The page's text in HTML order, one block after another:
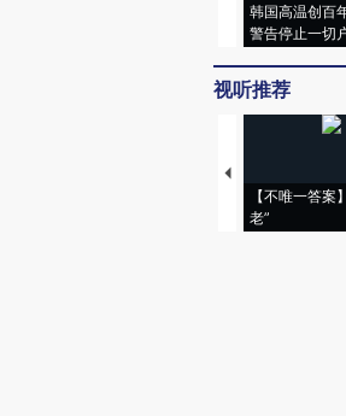
韩国高温创百
警告停止一切
视听推荐
【不唯一答案
老”